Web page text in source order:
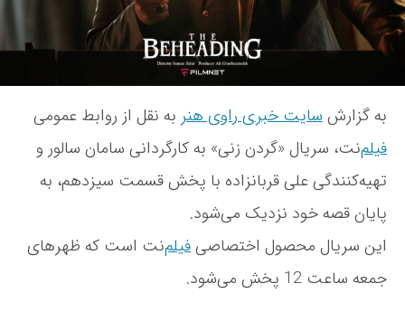
ن
»
ن
د
ا
به گزارشسایت خبری راوی هنر به نقل از روابط عمومی
فیلم‌نت، سریال «گردن زنی» به کارگردانی سامان سالور و
تهیه‌کنندگی علی قربانزاده با پخش قسمت سیزدهم، به
پایان قصه خود نزدیک می‌شود.
این سریال محصول اختصاصیفیلم‌نت است که ظهرهای
جمعه ساعت 12 پخش می‌شود.